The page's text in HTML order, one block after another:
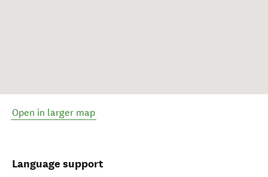
Open in larger map
Language support